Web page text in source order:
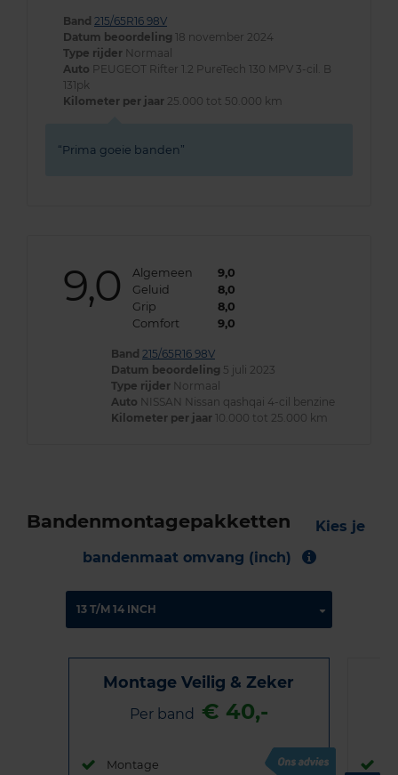
Band 215/65R16 98V
Datum beoordeling 18 november 2024
Type rijder Normaal
Auto PEUGEOT Rifter 1.2 PureTech 130 MPV 3-cil. B
131pk
Kilometer per jaar 25.000 tot 50.000 km
Prima goeie banden
9,0 Algemeen
9,0
Geluid
8,0
Grip
8,0
Comfort
9,0
Band 215/65R16 98V
Datum beoordeling 5 juli 2023
Type rijder Normaal
Auto NISSAN Nissan qashqai 4-cil benzine
Kilometer per jaar 10.000 tot 25.000 km
Bandenmontagepakketten
Kies je
bandenmaat omvang (inch)
Montage Veilig & Zeker
Per band € 40,-
Montage